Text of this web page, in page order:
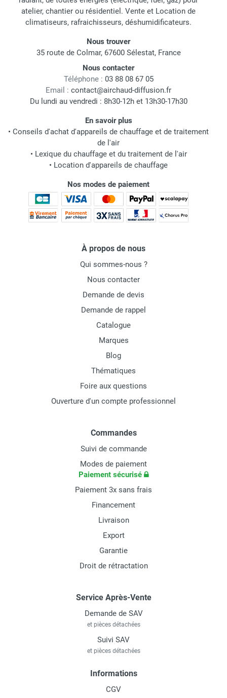
atelier, chantier ou résidentiel. Vente et Location de
climatiseurs, rafraichisseurs, déshumidificateurs.
Nous trouver
35 route de Colmar, 67600 Sélestat, France
Nous contacter
Téléphone : 03 88 08 67 05
Email : contact@airchaud-diffusion.fr
Du lundi au vendredi : 8h30-12h et 13h30-17h30
En savoir plus
• Conseils d'achat d'appareils de chauffage et de traitement
de l'air
• Lexique du chauffage et du traitement de l'air
• Location d'appareils de chauffage
Nos modes de paiement
À propos de nous
Qui sommes-nous ?
Nous contacter
Demande de devis
Demande de rappel
Catalogue
Marques
Blog
Thématiques
Foire aux questions
Ouverture d'un compte professionnel
Commandes
Suivi de commande
Modes de paiement
Paiement sécurisé
Paiement 3x sans frais
Financement
Livraison
Export
Garantie
Droit de rétractation
Service Après-Vente
Demande de SAV
et pièces détachées
Suivi SAV
et pièces détachées
Informations
CGV